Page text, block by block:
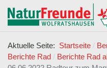
Aktuelle Seite: Startseite
Berichte Rad
Berichte Rad